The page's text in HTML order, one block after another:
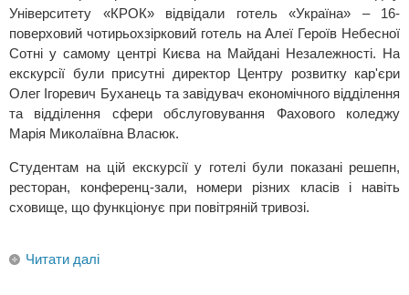
Університету «КРОК» відвідали готель «Україна» – 16-
поверховий чотирьохзірковий готель на Алеї Героїв Небесної
Сотні у самому центрі Києва на Майдані Незалежності. На
екскурсії були присутні директор Центру розвитку кар'єри
Олег Ігоревич Буханець та завідувач економічного відділення
та відділення сфери обслуговування Фахового коледжу
Марія Миколаївна Власюк.
Студентам на цій екскурсії у готелі були показані решепн,
ресторан, конференц-зали, номери різних класів і навіть
сховище, що функціонує при повітряній тривозі.
Читати далі